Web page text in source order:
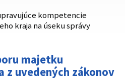
kompetencie
kraja na úseku správy
majetku
z uvedených zákonov